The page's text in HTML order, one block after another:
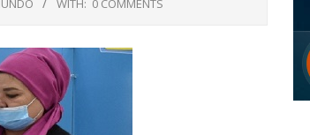
WITH: 0 COMMENTS